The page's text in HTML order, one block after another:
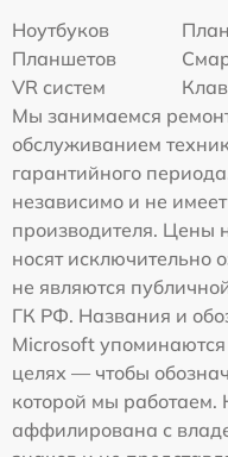
Ноутбуков
Планшетов
VR систем
Мы занимаемся
обслуживанием
гарантийного
независимо и не
производителя. Цены
носят исключительно
не являются
ГК РФ. Названия и
Microsoft
целях — чтобы
которой мы
аффилирована с